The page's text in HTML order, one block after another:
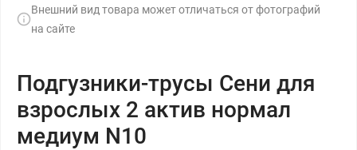
Внешний вид товара может отличаться от фотографий
на сайте
Подгузники-трусы Сени для
взрослых 2 актив нормал
медиум N10